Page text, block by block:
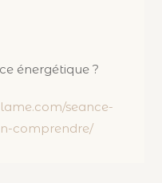
énergétique ?
seance-
comprendre/